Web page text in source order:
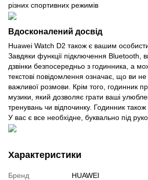
різних спортивних режимів
Вдосконалений досвід
Huawei Watch D2 також є вашим
Завдяки функції підключення Bluetooth,
дзвінки безпосередньо з годинника, а
текстові повідомлення означає, що ви
важливої ​​розмови. Крім того, годинник
музики, який дозволяє грати ваші
тренувань чи відпочинку. Годинник
У вас є все необхідне, буквально під
Характеристики
Бренд
HUAWEI